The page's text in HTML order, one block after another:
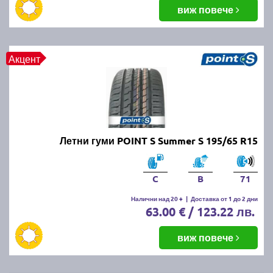
балансировка и реглаж на предния и задния мост.
Неравномерното износване може да е знак за
гуми.
Как да се грижим за летните
Проверявайте редовно налягането, дълбочината
на протектора и състоянието на гумите. Избягвайте
рязко спиране и агресивно шофиране, тъй като
това води до по-бързо износване. Почиствайте
гумите от кал и камъчета и ги проверявайте за
Как се съхраняват зимните и
летни гуми?
виж повече
Акцент
Летни гуми POINT S Summer S 195/65 R15
C B 71
Налични над 20 + | Доставка от 1 до 2 дни
63.00 € / 123.22 лв.
виж повече